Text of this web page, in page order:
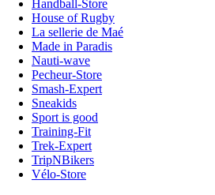
Handball-Store
House of Rugby
La sellerie de Maé
Made in Paradis
Nauti-wave
Pecheur-Store
Smash-Expert
Sneakids
Sport is good
Training-Fit
Trek-Expert
TripNBikers
Vélo-Store